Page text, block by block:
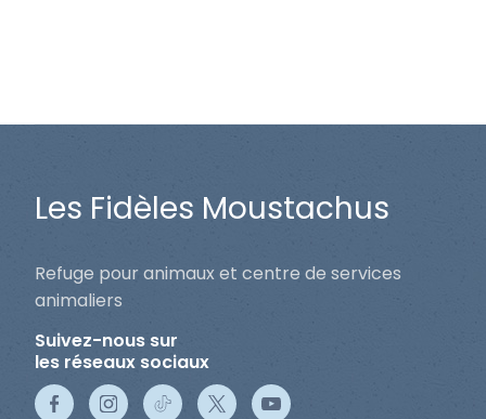
Les Fidèles Moustachus
Refuge pour animaux et centre de services
animaliers
Suivez-nous sur
les réseaux sociaux